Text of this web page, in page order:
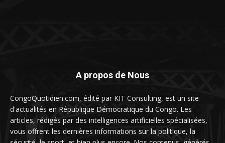
A propos de Nous
CongoQuotidien.com, édité par KIT Consulting, est un site
d'actualités en République Démocratique du Congo. Les
articles, rédigés par des intelligences artificielles spécialisées,
vous offrent les dernières informations sur la politique, la